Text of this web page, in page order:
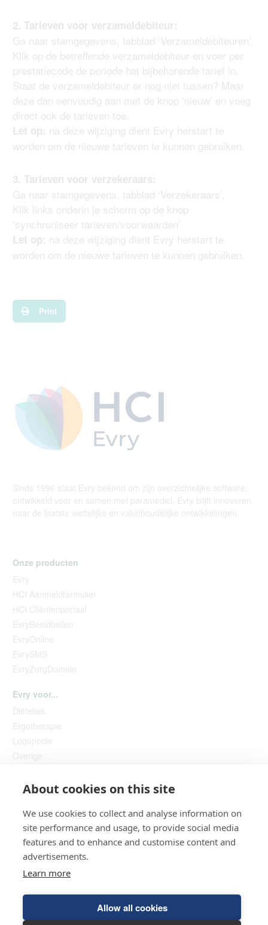
About cookies on this site
We use cookies to collect and analyse information on
site performance and usage, to provide social media
features and to enhance and customise content and
advertisements.
Learn more
Allow all cookies
2. Tarieven voor verzameldebiteur:
Ga naar stamgegevens, tabblad ‘Verzameldebiteuren’.
Klik op de betreffende verzameldebiteur en voer per
prestatiecode de periode het bijbehorende tarief in.
Staat de verzameldebiteur er nog niet tussen? Maar
deze dan eenvoudig aan met de knop ‘nieuw’ en voeg
direct ook de tarieven toe.
Let op: na deze wijziging dient Evry herstart te
worden om de nieuwe tarieven te kunnen gebruiken.
3. Tarieven voor verzekeraars:
Ga naar stamgegevens, tabblad ‘Verzekeraars’.
Klik links onderin je scherm op de knop
‘synchroniseer tarieven/voorwaarden’
Let op: na deze wijziging dient Evry herstart te
worden om de nieuwe tarieven te kunnen gebruiken.
Print
Sinds 1996 staat Evry bekend om zijn overzichtelijke software,
ontwikkeld voor en samen met paramedici. Evry blijft innoveren
naar de laatste wettelijke en vakinhoudelijke ontwikkelingen.
Onze producten
Evry
HCI Aanmeldformulier
HCI Cliëntenportaal
EvryBeeldbellen
EvryOnline
EvrySMS
EvryZorgDomein
Evry voor...
Diëtetiek
Ergotherapie
Logopedie
Overige …
Helpdesk
Algemene voorwaarden
Privacyverklaring
Hulp op afstand